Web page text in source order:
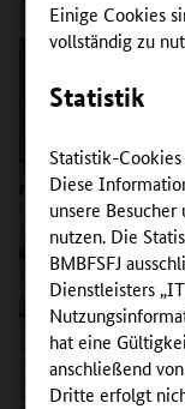
Einige Cookies
vollständig zu
Statistik
Statistik-
Diese
unsere
nutzen. Die
BMBFSFJ
Dienstleisters
hat eine
anschließend
Dritte erfolgt
Das
Auszubildenden einer
Copyright:learn.SHK